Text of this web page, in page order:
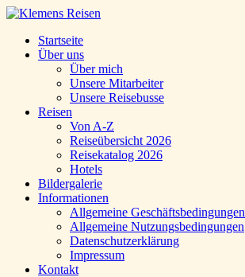
Startseite
Über uns
Über mich
Unsere Mitarbeiter
Unsere Reisebusse
Reisen
Von A-Z
Reiseübersicht 2026
Reisekatalog 2026
Hotels
Bildergalerie
Informationen
Allgemeine Geschäftsbedingungen
Allgemeine Nutzungsbedingungen
Datenschutzerklärung
Impressum
Kontakt